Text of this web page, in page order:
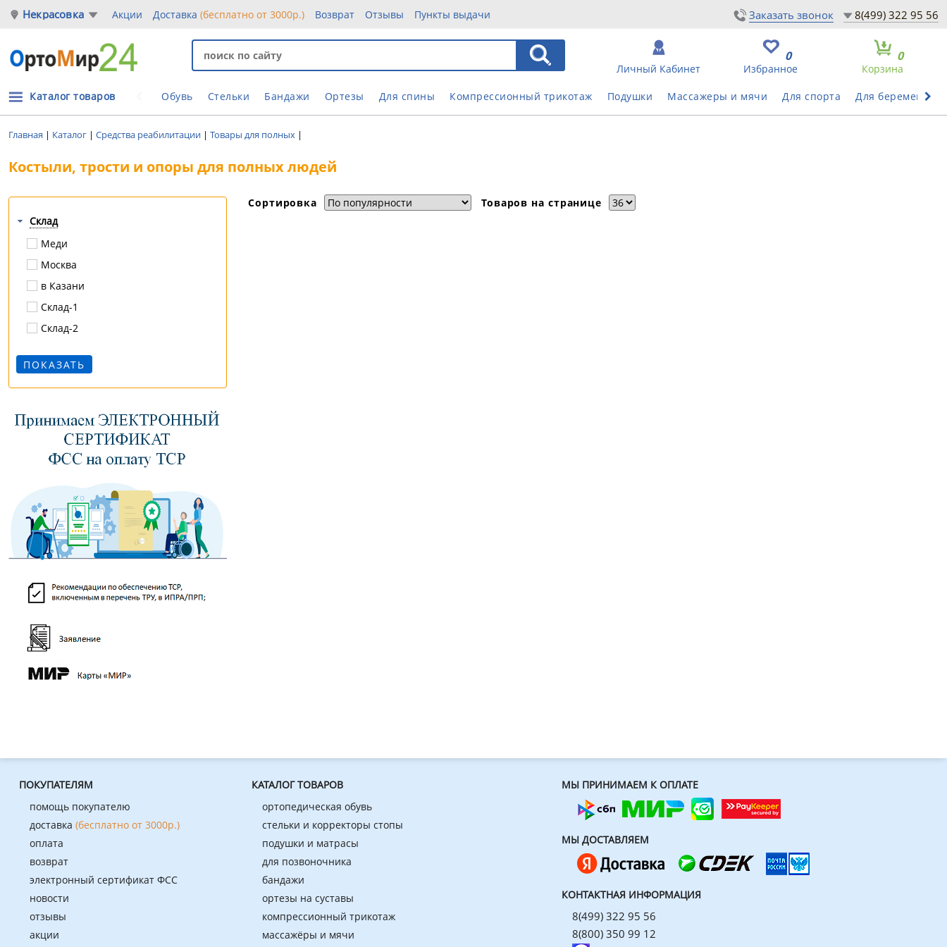
Некрасовка Акции Доставка (бесплатно от 3000р.) Возврат Отзывы Пункты выдачи Заказать звонок 8(499) 322 95 56
Корзина
0
Избранное
0
Личный Кабинет
Обувь Стельки Бандажи Ортезы Для спины Компрессионный трикотаж Подушки Массажеры и мячи Для спорта Для беременных
Каталог товаров
Главная | Каталог | Средства реабилитации | Товары для полных |
Костыли, трости и опоры для полных людей
Склад
Меди
Москва
в Казани
Склад-1
Склад-2
Сортировка Товаров на странице
ПОКУПАТЕЛЯМ
помощь покупателю
доставка (бесплатно от 3000р.)
оплата
возврат
электронный сертификат ФСС
новости
отзывы
акции
КАТАЛОГ ТОВАРОВ
ортопедическая обувь
стельки и корректоры стопы
подушки и матрасы
для позвоночника
бандажи
ортезы на суставы
компрессионный трикотаж
массажёры и мячи
МЫ ПРИНИМАЕМ К ОПЛАТЕ
МЫ ДОСТАВЛЯЕМ
КОНТАКТНАЯ ИНФОРМАЦИЯ
8(499) 322 95 56
8(800) 350 99 12